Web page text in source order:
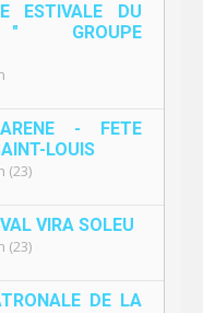
ESTIVALE DU
" GROUPE
- FETE
LOUIS
(23)
VIRA SOLEU
(23)
DE LA